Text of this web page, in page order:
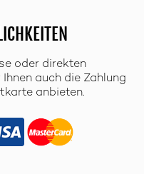
oder direkten
auch die Zahlung
anbieten.